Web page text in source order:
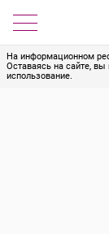
На информационном
Оставаясь на сайте,
использование.